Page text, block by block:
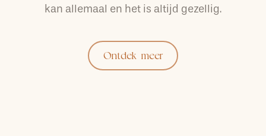
kan allemaal en het is altijd gezellig.
Ontdek meer